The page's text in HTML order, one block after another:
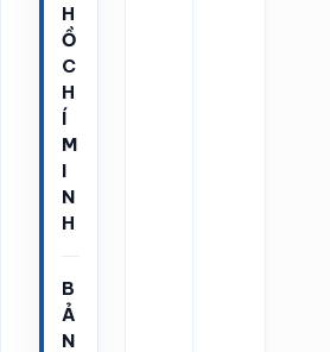
H
Ồ
C
H
Í
M
I
N
H
B
Ả
N